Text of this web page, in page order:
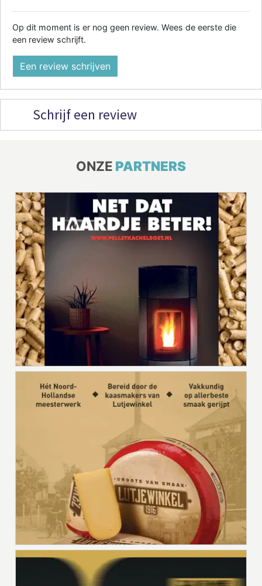
Op dit moment is er nog geen review. Wees de eerste die
een review schrijft.
Een review schrijven
Schrijf een review
ONZE PARTNERS